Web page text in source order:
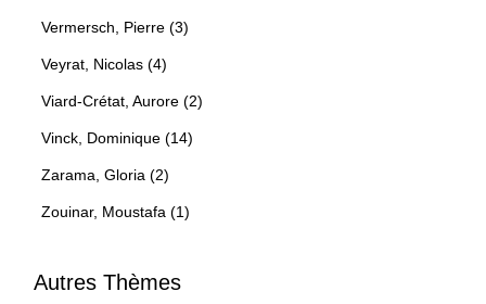
Vermersch, Pierre (3)
Veyrat, Nicolas (4)
Viard-Crétat, Aurore (2)
Vinck, Dominique (14)
Zarama, Gloria (2)
Zouinar, Moustafa (1)
Autres Thèmes